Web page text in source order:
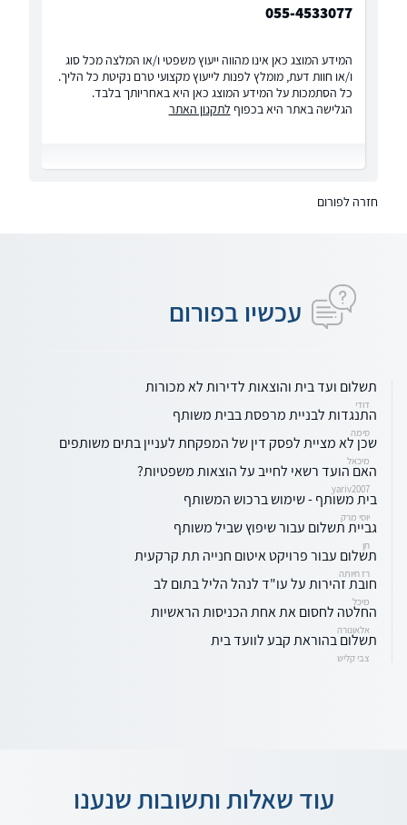
055-4533077
המידע המוצג כאן אינו מהווה ייעוץ משפטי ו/או המלצה מכל סוג
ו/או חוות דעת, מומלץ לפנות לייעוץ מקצועי טרם נקיטת כל הליך.
כל הסתמכות על המידע המוצג כאן היא באחריותך בלבד.
הגלישה באתר היא בכפוף לתקנון האתר
חזרה לפורום
עכשיו בפורום
תשלום ועד בית והוצאות לדירות לא מכורות
דודי
התנגדות לבניית מרפסת בבית משותף
סימה
שכן לא מציית לפסק דין של המפקחת לעניין בתים משותפים
מיכאל
האם הועד רשאי לחייב על הוצאות משפטיות?
yariv2007
בית משותף - שימוש ברכוש המשותף
יוסי מרק
גביית תשלום עבור שיפוץ שביל משותף
חן
תשלום עבור פרויקט איטום חנייה תת קרקעית
רז חיותה
חובת זהירות על עו"ד לנהל הליל בתום לב
מיכל
החלטה לחסום את אחת הכניסות הראשיות
אלאונורה
תשלום בהוראת קבע לוועד בית
צבי קליש
עוד שאלות ותשובות שנענו